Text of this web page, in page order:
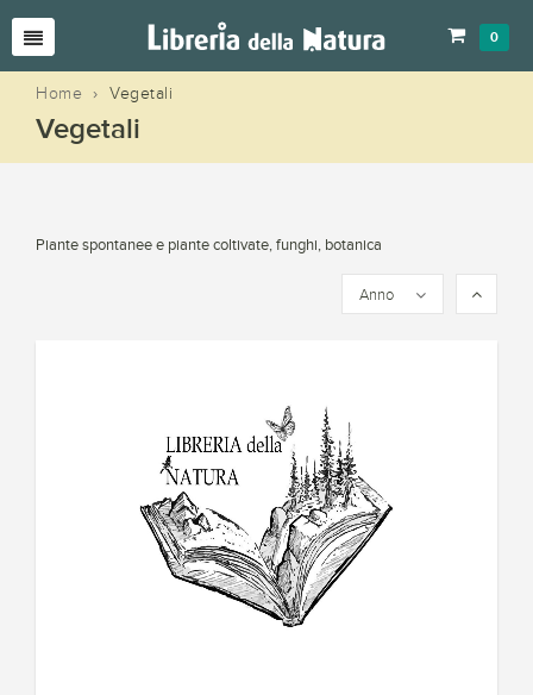
0
Home › Vegetali
Vegetali
Piante spontanee e piante coltivate, funghi, botanica
Anno